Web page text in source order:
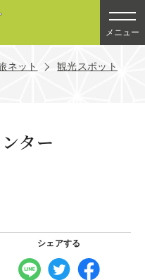
メニュー
ネット
観光スポット
ター
シェアする